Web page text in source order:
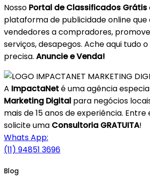
Nosso Portal de Classificados Grátis
plataforma de publicidade online
vendedores a compradores,
serviços, desapegos. Ache aqui tudo
precisa. Anuncie e Venda!
A ImpactaNeté uma agência
Marketing Digital para negócios
mais de 15 anos de experiência.
solicite uma Consultoria GRATUITA!
Whats App:
(11) 94851 3696
Blog